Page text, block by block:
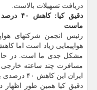
دریافت تسهیلات بالاست.
دقیق کیا: کاهش ۴۰ درصد
ماست
رئیس انجمن شرکتهای
مشکل جدی ما است. در
مسافرت چند ساعته خارجی
ایران این کاهش ۴۰ درصدی به یک مشکل جدی تبدیل گشته است.
دقیق کیا همین طور اظهار